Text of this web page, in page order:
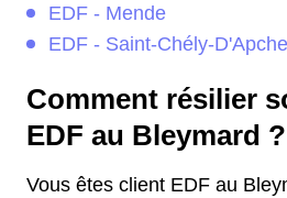
EDF - Mende
EDF - Saint-Chély-
Comment résilier
EDF au Bleymard ?
Vous êtes client EDF au